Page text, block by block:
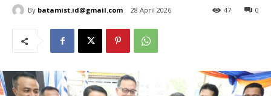
By batamist.id@gmail.com 28 April 2026 0
47